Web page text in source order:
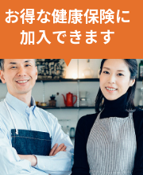
お得な健康保険に
加入できます